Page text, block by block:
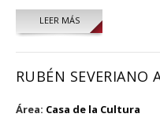
LEER MÁSSOBRE MARÍA
RUBÉN SEVERIANO
Área: Casa de la Cultura